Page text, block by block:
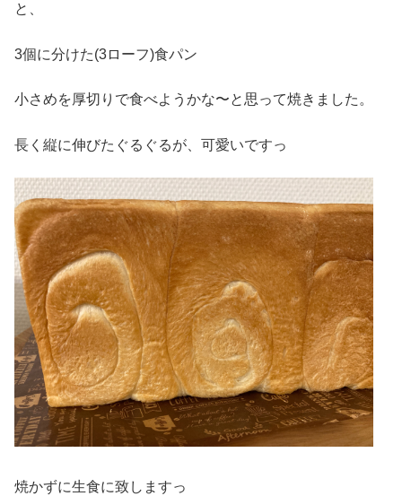
と、
3個に分けた(3ローフ)食パン
小さめを厚切りで食べようかな〜と思って焼きました。
長く縦に伸びたぐるぐるが、可愛いですっ
焼かずに生食に致しますっ